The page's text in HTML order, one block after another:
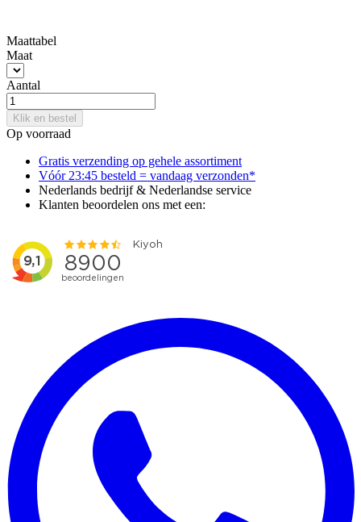
Maattabel
Maat
Aantal
Klik en bestel
Op voorraad
Gratis verzending op gehele assortiment
Vóór 23:45 besteld = vandaag verzonden*
Nederlands bedrijf & Nederlandse service
Klanten beoordelen ons met een: